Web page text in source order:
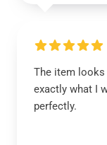
The item looks
exactly what I
perfectly.